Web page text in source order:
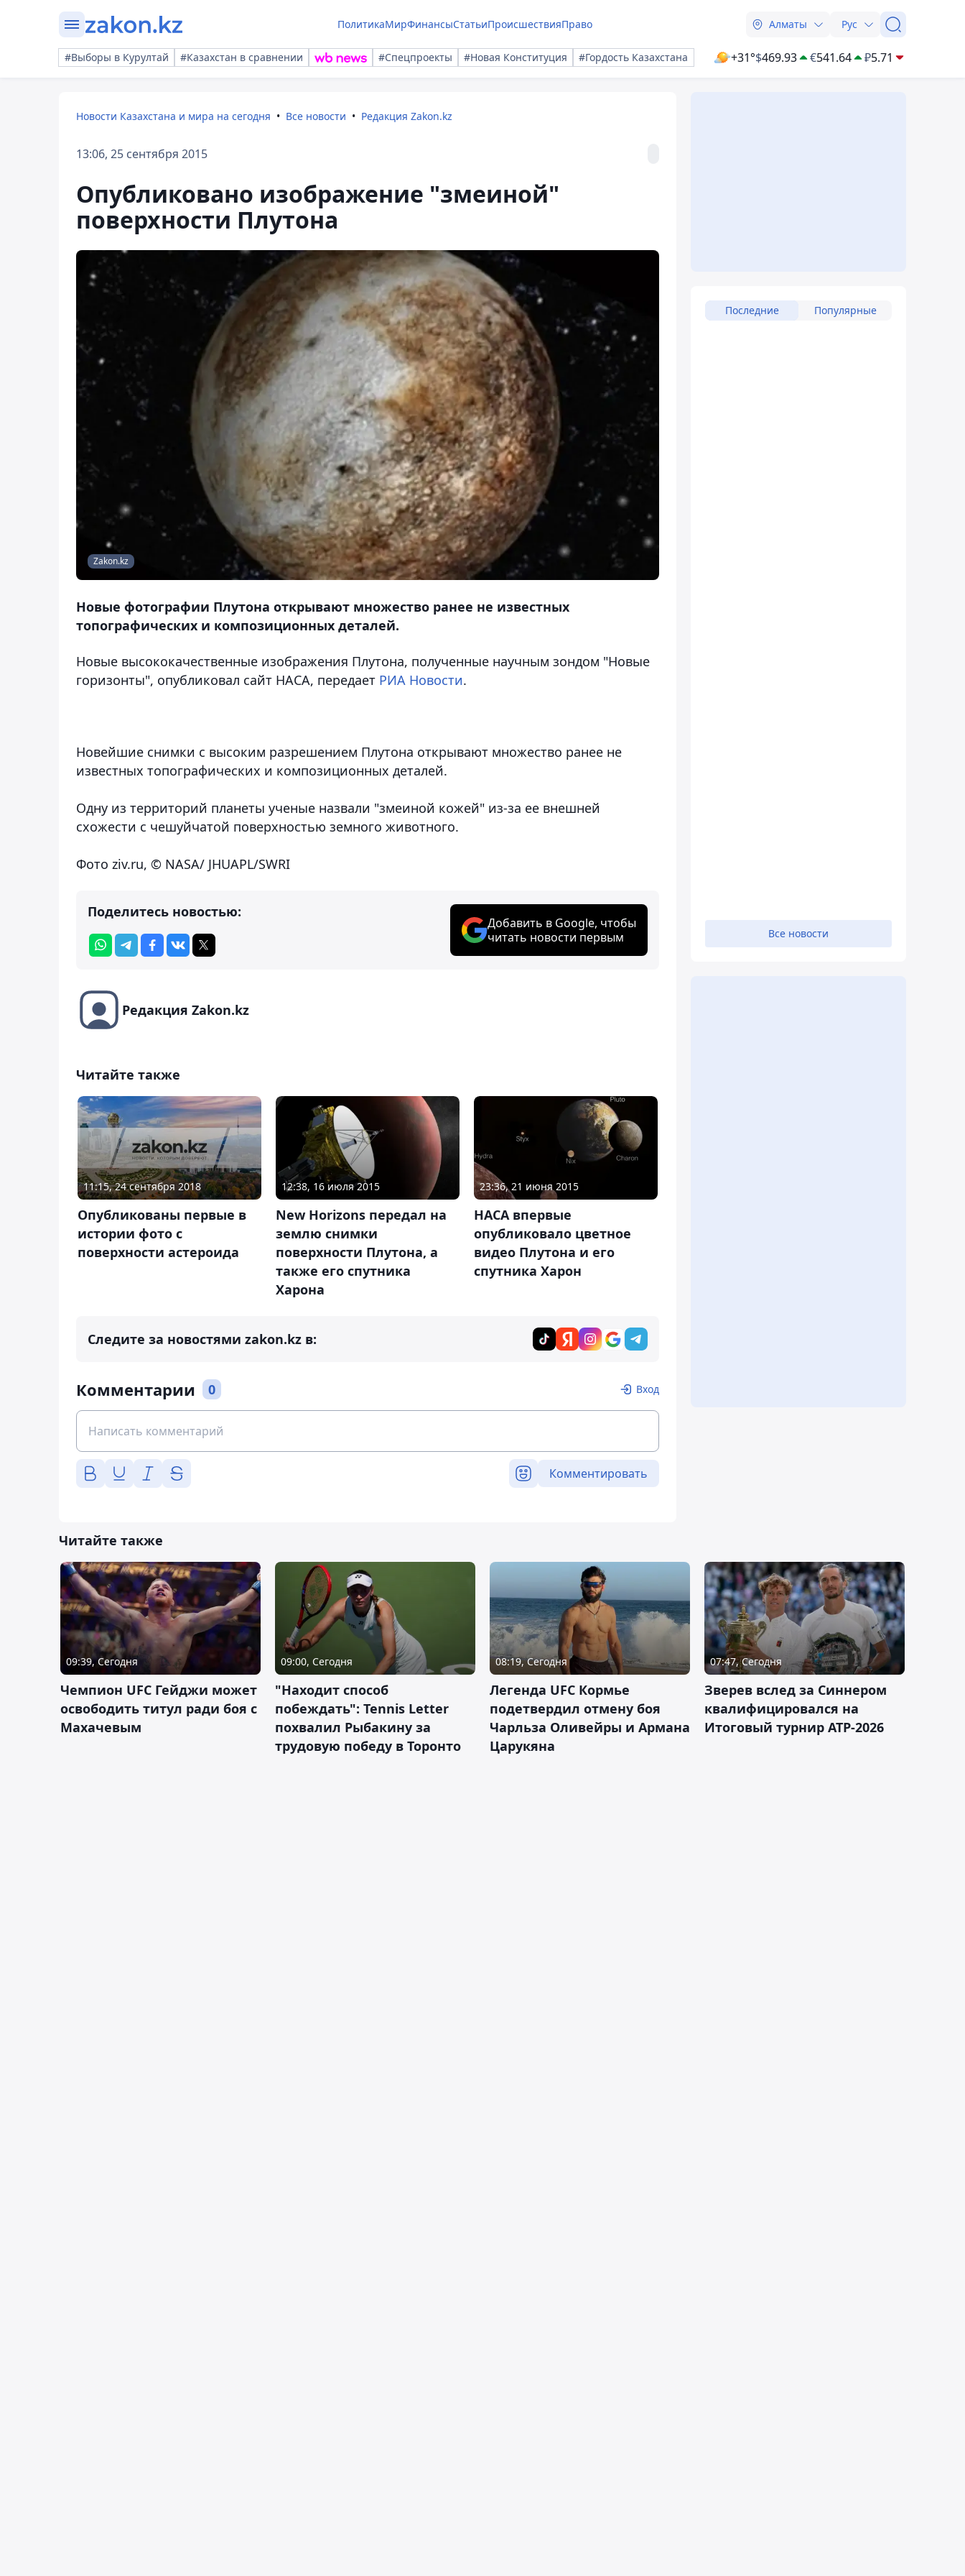
ПолитикаМирФинансыСтатьиПроисшествияПраво Алматы Рус
#Выборы в Курултай #Казахстан в сравнении #Спецпроекты #Новая Конституция #Гордость Казахстана +31°$469.93 €541.64 ₽5.71
Новости Казахстана и мира на сегодня Все новости Редакция Zakon.kz
13:06, 25 сентября 2015
Опубликовано изображение "змеиной"
поверхности Плутона
Zakon.kz
Новые фотографии Плутона открывают множество ранее не известных
топографических и композиционных деталей.
Новые высококачественные изображения Плутона, полученные научным зондом "Новые
горизонты", опубликовал сайт НАСА, передает РИА Новости.
Новейшие снимки с высоким разрешением Плутона открывают множество ранее не
известных топографических и композиционных деталей.
Одну из территорий планеты ученые назвали "змеиной кожей" из-за ее внешней
схожести с чешуйчатой поверхностью земного животного.
Фото ziv.ru, © NASA/ JHUAPL/SWRI
Поделитесь новостью:
Добавить в Google, чтобы
читать новости первым
Редакция Zakon.kz
Читайте также
11:15, 24 сентября 2018
Опубликованы первые в
истории фото с
поверхности астероида
12:38, 16 июля 2015
New Horizons передал на
землю снимки
поверхности Плутона, а
также его спутника
Харона
23:36, 21 июня 2015
НАСА впервые
опубликовало цветное
видео Плутона и его
спутника Харон
Следите за новостями zakon.kz в:
Комментарии 0 Вход
Комментировать
Последние Популярные
Все новости
Читайте также
09:39, Сегодня
Чемпион UFC Гейджи может
освободить титул ради боя с
Махачевым
09:00, Сегодня
"Находит способ
побеждать": Tennis Letter
похвалил Рыбакину за
трудовую победу в Торонто
08:19, Сегодня
Легенда UFC Кормье
подетвердил отмену боя
Чарльза Оливейры и Армана
Царукяна
07:47, Сегодня
Зверев вслед за Синнером
квалифицировался на
Итоговый турнир ATP-2026